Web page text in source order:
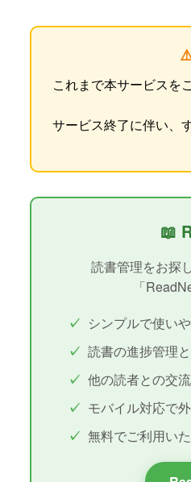
これまで本サービスを
サービス終了に伴い、
📖
読書管理をお探
「
シンプルで使い
読書の進捗管理
他の読者との交
モバイル対応で
無料でご利用い